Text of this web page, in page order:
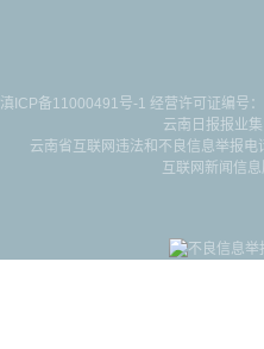
滇ICP备11000491号-1 经营许可证编号
云南日报报业
云南省互联网违法和不良信息举报
互联网新闻信